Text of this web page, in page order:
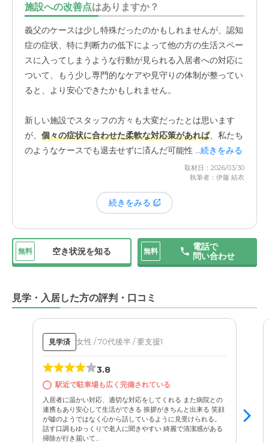
は難しいという結論に至りました。
結果として、約半年という短い期間での退去となってしま
いました。
施設への改善点はありますか？
義父のケースは少し特殊だったのかもしれませんが、認知
症の症状、特に判断力の低下によって他の方の生活スペー
スに入ってしまうような行動が見られる入居者への対応に
ついて、もう少し専門的なケアや見守りの体制が整ってい
ると、より安心できたかもしれません。
新しい施設でスタッフの方々も大変だったとは思います
が、 個々の症状に合わせた柔軟な対応策があれば、私たち
のようなケースでも退去せずに済んだ可能性があったので
...続きをみる
取材日：2026/03/30
執筆者：伊藤 結衣
続きをみる
無料 空き状況を知る 無料
電話で
問い合わせ
見学・入居した方の評判・口コミ
見学済 女性 / 70代後半 / 要支援1
3.8
駅近で駐車場も広く完備されている
入居者に温かい対応、適切な対応をしてくれる また病院との
連携もあり安心して生活ができる 挨拶がきちんと出来る 笑顔
が嘘のようではなく心から話しているように見受けられる。
話す口調もゆっくりで老人に聞きやすい 綺麗で清潔感がある
掃除が行き届いて...